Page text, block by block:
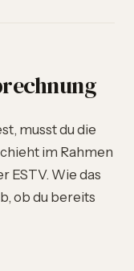
musst du die
im Rahmen
ESTV. Wie das
ob du bereits